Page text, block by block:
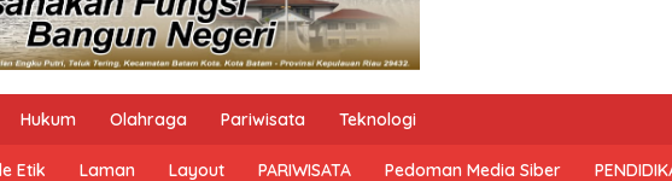
Hukum Olahraga Pariwisata Teknologi
Etik Laman Layout PARIWISATA Pedoman Media Siber